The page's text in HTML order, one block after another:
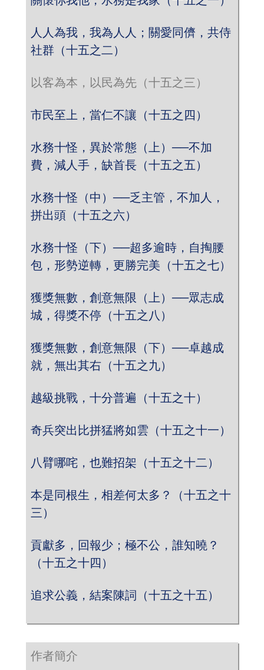
人人為我，我為人人；關愛同儕，共侍
社群（十五之二）
以客為本，以民為先（十五之三）
市民至上，當仁不讓（十五之四）
水務十怪，異於常態（上）──不加
費，減人手，缺首長（十五之五）
水務十怪（中）──乏主管，不加人，
拼出頭（十五之六）
水務十怪（下）──超多逾時，自掏腰
包，形勢逆轉，更勝完美（十五之七）
獲獎無數，創意無限（上）──眾志成
城，得獎不停（十五之八）
獲獎無數，創意無限（下）──卓越成
就，無出其右（十五之九）
越級挑戰，十分普遍（十五之十）
奇兵突出比拼猛將如雲（十五之十一）
八臂哪咤，也難招架（十五之十二）
本是同根生，相差何太多？（十五之十
三）
貢獻多，回報少；極不公，誰知曉？
（十五之十四）
追求公義，結案陳詞（十五之十五）
作者簡介